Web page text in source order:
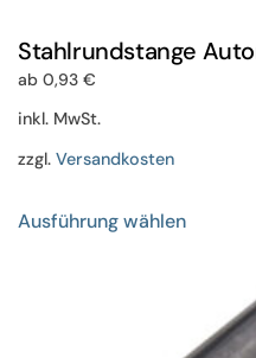
Stahlrundstange
ab 0,93 €
inkl. MwSt.
zzgl. Versandkosten
Ausführung wählenProdukt
auf.